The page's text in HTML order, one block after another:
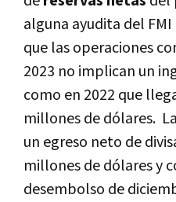
alguna ayudita del
que las operaciones
2023 no implican un
como en 2022 que
millones de dólares.
un egreso neto de
millones de dólares y
desembolso de